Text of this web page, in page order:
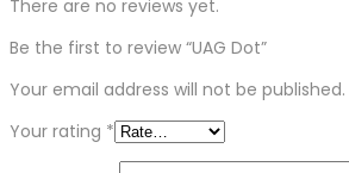
There are no reviews yet.
Be the first to review “UAG Dot”
Your email address will not be published.
Your rating *